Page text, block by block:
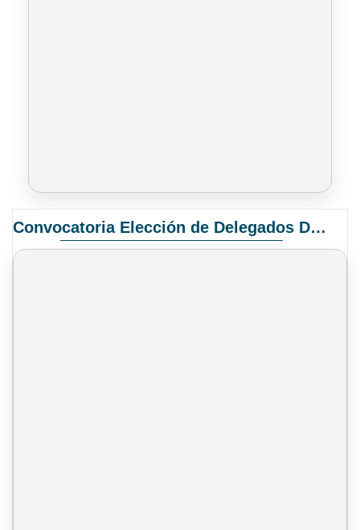
Convocatoria Elección de Delegados Docentes para el XIV Congreso Nacional de Universidades